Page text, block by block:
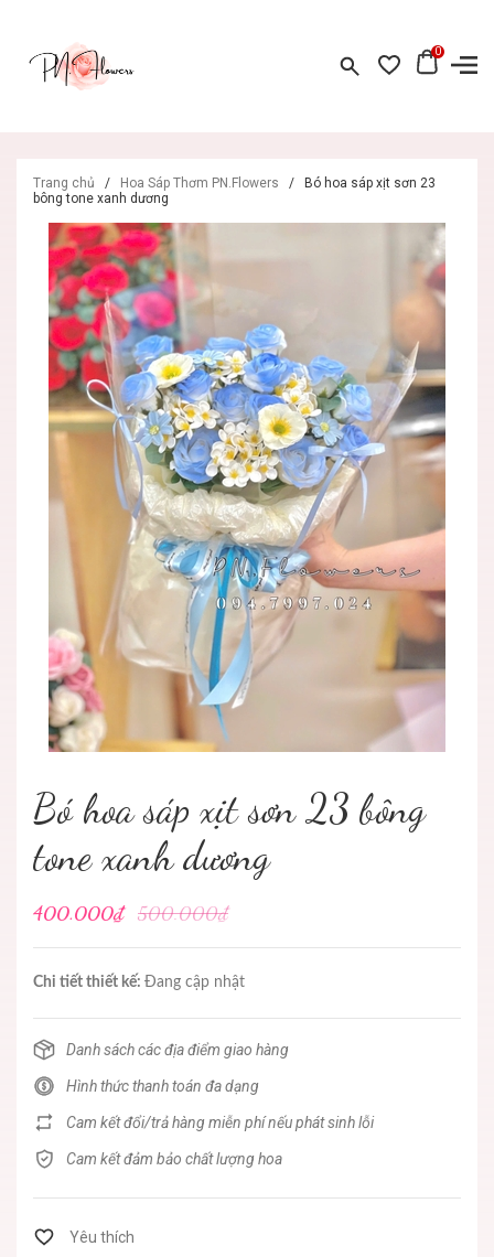
0
Trang chủ / Hoa Sáp Thơm PN.Flowers /
Bó hoa sáp xịt sơn 23
bông tone xanh dương
Bó hoa sáp xịt sơn 23 bông
tone xanh dương
400.000₫ 500.000₫
Chi tiết thiết kế: Đang cập nhật
Danh sách các địa điểm giao hàng
Hình thức thanh toán đa dạng
Cam kết đổi/trả hàng miễn phí nếu phát sinh lỗi
Cam kết đảm bảo chất lượng hoa